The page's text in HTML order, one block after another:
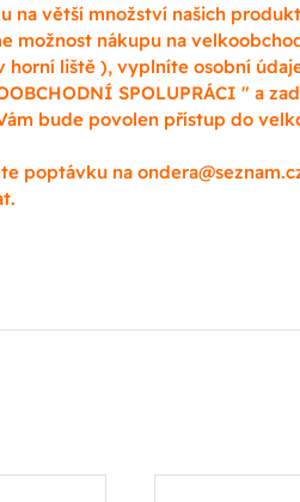
na větší množství našich
možnost nákupu na
horní liště ), vyplníte osobní
SPOLUPRÁCI " a
bude povolen přístup do
poptávku na